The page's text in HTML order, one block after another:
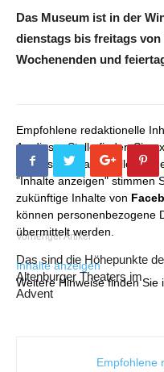
Das Museum ist in der
dienstags bis freitags von
Wochenenden und
Empfohlene redaktionelle
An dieser Stelle finden Sie
die unser redaktionelles
"Inhalte anzeigen" stimmen
zukünftige Inhalte von
können personenbezogene
übermittelt werden.
Inhalte anzeigen
Weitere Hinweise finden Sie
Vorheriger Artikel
Das sind die Höhepunkte
Altenburger Theaters im
Advent
Empfohlene